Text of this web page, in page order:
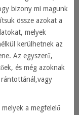
bizony mi magunk
össze azokat a
melyek
kerülhetnek az
Az egyszerű,
és még azoknak
a megfelelő